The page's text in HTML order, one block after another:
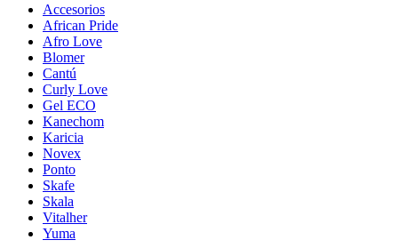
Accesorios
African Pride
Afro Love
Blomer
Cantú
Curly Love
Gel ECO
Kanechom
Karicia
Novex
Ponto
Skafe
Skala
Vitalher
Yuma